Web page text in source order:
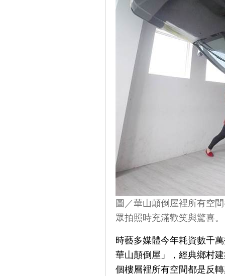
圖／華山顛倒屋裡所有空
眾拍照時充滿歡笑與驚喜
時藝多媒體今年耗資數千
華山顛倒屋」，經典鄉村
個樓層裡所有空間都是反